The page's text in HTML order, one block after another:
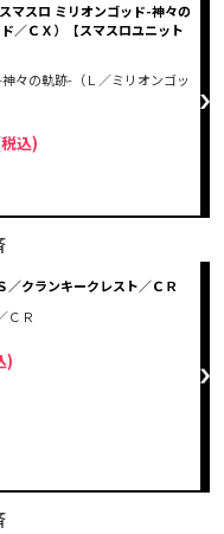
スロ ミリオンゴッド-神々の
／ＣＸ）【スマスロユニット
々の軌跡-（Ｌ／ミリオンゴッ
込)
クランキークレスト／ＣＲ
ＣＲ
)